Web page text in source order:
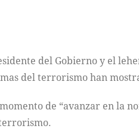
del Gobierno y el
del terrorismo han
de “avanzar en la